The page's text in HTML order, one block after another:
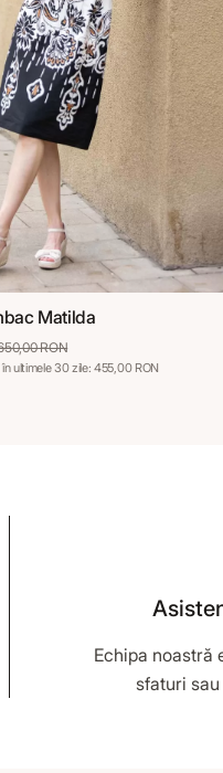
38 40 42
Matilda
RON
ultimele 30 zile: 455,00 RON
Echipa noastră
sfaturi